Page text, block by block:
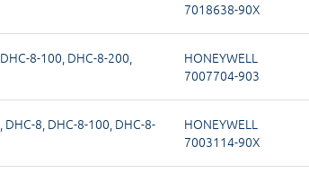
7018638-90X
DHC-8-100, DHC-8-200,
HONEYWELL
7007704-903
, DHC-8, DHC-8-100, DHC-8-
HONEYWELL
7003114-90X